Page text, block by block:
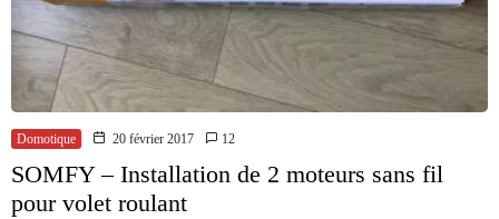
Domotique 20 février 2017 12
SOMFY – Installation de 2 moteurs sans fil
pour volet roulant